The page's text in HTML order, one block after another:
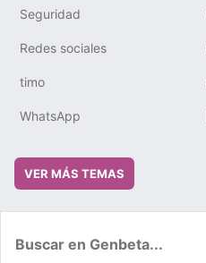
Seguridad
Redes sociales
timo
WhatsApp
VER MÁS TEMAS